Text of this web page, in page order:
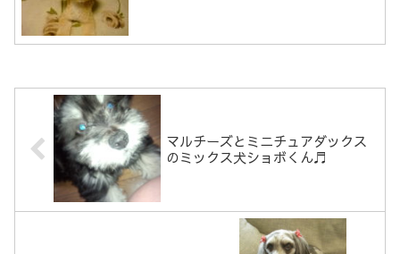
マルチーズとミニチュアダックス
のミックス犬ショボくん♬